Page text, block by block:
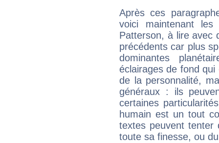
Après ces
voici maintenant
Patterson, à lire avec
précédents car plus
dominantes
éclairages de fond
de la personnalité,
généraux : ils
certaines
humain est un tout
textes peuvent tenter
toute sa finesse, ou